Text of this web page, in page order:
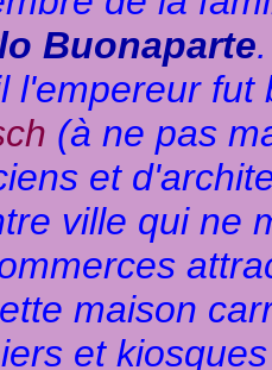
Buonaparte
l'empereur fut
(à ne pas
et
ville qui ne
maison
et